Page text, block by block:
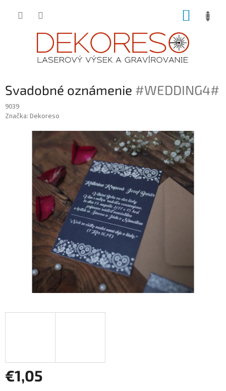
Svadobné oznámenie #WEDDING4#
9039
Značka: Dekoreso
€1,05